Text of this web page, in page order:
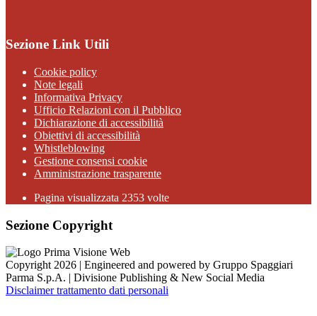
Sezione Link Utili
Cookie policy
Note legali
Informativa Privacy
Ufficio Relazioni con il Pubblico
Dichiarazione di accessibilità
Obiettivi di accessibilità
Whistleblowing
Gestione consensi cookie
Amministrazione trasparente
Pagina visualizzata 2353 volte
Sezione Copyright
Copyright 2026 | Engineered and powered by Gruppo Spaggiari
Parma S.p.A. | Divisione Publishing & New Social Media
Disclaimer trattamento dati personali